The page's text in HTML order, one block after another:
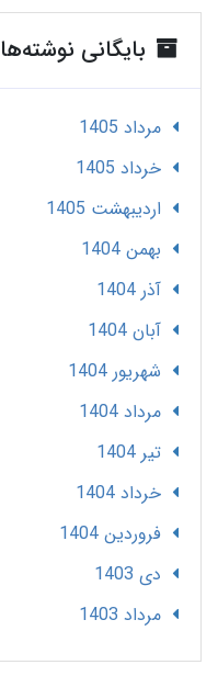
بایگانی نوشته‌ها
مرداد 1405
خرداد 1405
ارديبهشت 1405
بهمن 1404
آذر 1404
آبان 1404
شهریور 1404
مرداد 1404
تير 1404
خرداد 1404
فروردین 1404
دی 1403
مرداد 1403